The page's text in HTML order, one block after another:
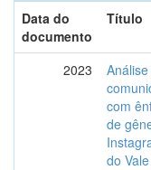
Data do
documento
Título
2023
com
de
do